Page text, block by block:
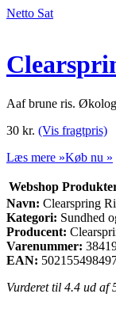
Netto Sat
Aaf brune ris.
30 kr. (Vis fragtpris)
Læs mere »Køb nu »
Webshop
Navn: Clearspring
Kategori: Sundhed
Producent:
Varenummer:
EAN:
Vurderet til 4.4 ud af